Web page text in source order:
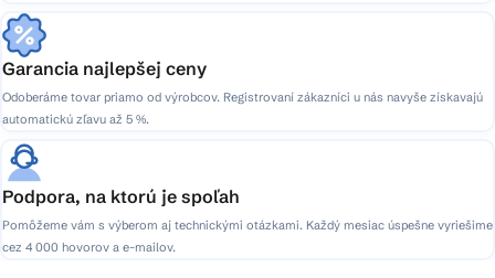
Garancia najlepšej ceny
Odoberáme tovar priamo od výrobcov. Registrovaní zákazníci u nás navyše získavajú
automatickú zľavu až 5 %.
Podpora, na ktorú je spoľah
Pomôžeme vám s výberom aj technickými otázkami. Každý mesiac úspešne vyriešime
cez 4 000 hovorov a e-mailov.